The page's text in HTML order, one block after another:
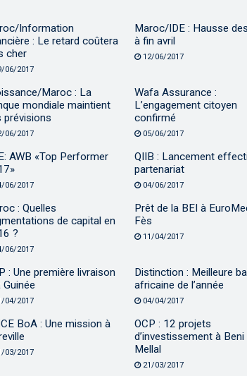
Information
: Le retard coûtera
cher
06/2017
Maroc/IDE : Hausse
à fin avril
12/06/2017
Maroc : La
mondiale maintient
prévisions
06/2017
Wafa Assurance :
L’engagement citoyen
confirmé
05/06/2017
AWB «Top Performer
06/2017
QIIB : Lancement
partenariat
04/06/2017
: Quelles
de capital en
?
06/2017
Prêt de la BEI à
Fès
11/04/2017
: Une première livraison
Guinée
04/2017
Distinction : Meilleure
africaine de l’année
04/04/2017
BoA : Une mission à
03/2017
OCP : 12 projets
d’investissement à Beni
Mellal
21/03/2017